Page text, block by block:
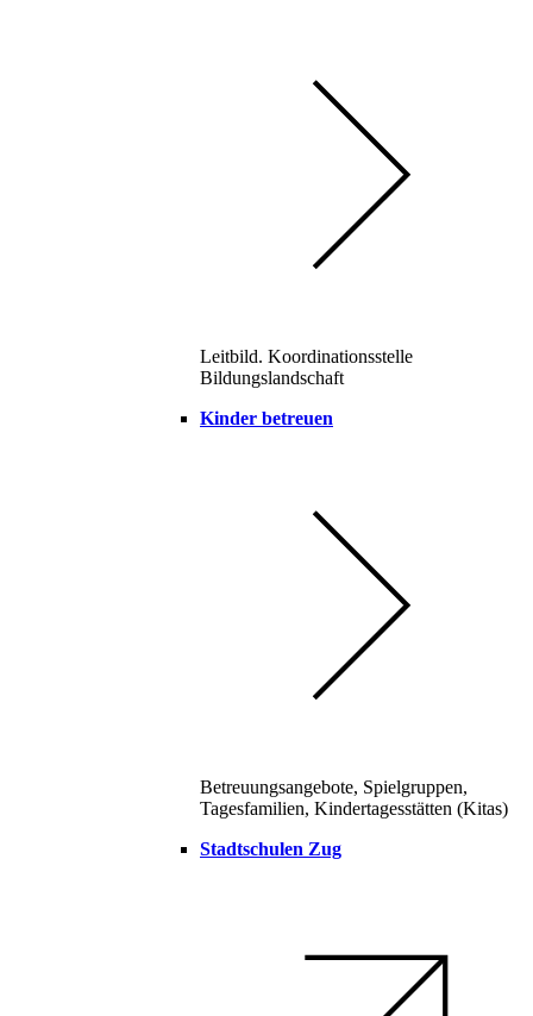
Leitbild. Koordinationsstelle
Bildungslandschaft
Kinder betreuen
Betreuungsangebote, Spielgruppen,
Tagesfamilien, Kindertagesstätten (Kitas)
Stadtschulen Zug